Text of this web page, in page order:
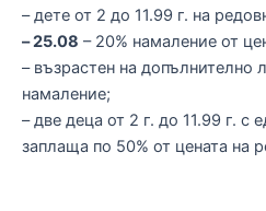
– дете от 2 до 11.99 г. на
– 25.08 – 20% намаление от
– възрастен на допълнително
намаление;
– две деца от 2 г. до 11.99 г. с
заплаща по 50% от цената на